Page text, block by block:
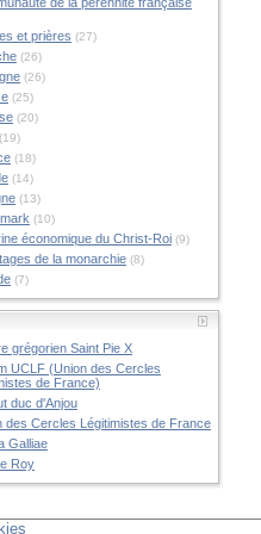
et prières (27)
(26)
(26)
(25)
(20)
(18)
(14)
(13)
(10)
économique du Christ-Roi(9)
de la monarchie(8)
(7)
grégorien Saint Pie X
UCLF (Union des Cercles
de France)
duc d'Anjou
des Cercles Légitimistes de France
Galliae
Roy